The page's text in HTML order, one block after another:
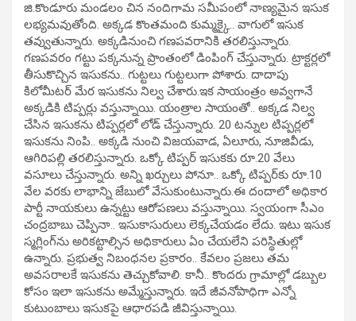
జి.కొండూరు మండలం చిన నందిగామ సమీపంలో నాణ్యమైన ఇసుక
లభ్యమవుతోంది. అక్కడ కొంతమంది కుమ్మక్కై.. వాగులో ఇసుక
తవ్వుతున్నారు. అక్కడినుంచి గణపవరానికి తరలిస్తున్నారు.
గణపవరం గట్టు పక్కనున్న ప్రాంతంలో డింపింగ్ చేస్తున్నారు. ట్రాక్టర్లలో
తీసుకొచ్చిన ఇసుకను.. గుట్టలు గుట్టలుగా పోశారు. దాదాపు
కిలోమీటర్ మేర ఇసుకను నిల్వ చేశారు.ఇక సాయంత్రం అవ్వగానే
అక్కడికి టిప్పర్లు వస్తున్నాయి. యంత్రాల సాయంతో.. అక్కడ నిల్వ
చేసిన ఇసుకను టిప్పర్లలో లోడ్ చేస్తున్నారు. 20 టన్నుల టిప్పర్లలో
ఇసుకను నింపి.. అక్కడి నుంచి విజయవాడ, ఏలూరు, నూజివీడు,
ఆగిరిపల్లి తరలిస్తున్నారు. ఒక్కో టిప్పర్ ఇసుకకు రూ.20 వేలు
వసూలు చేస్తున్నారు. అన్ని ఖర్చులు పోనూ.. ఒక్కో టిప్పర్‌కు రూ.10
వేల వరకు లాభాన్ని జేబులో వేసుకుంటున్నారు.ఈ దందాలో అధికార
పార్టీ నాయకులు ఉన్నట్టు ఆరోపణలు వస్తున్నాయి. స్వయంగా సీఎం
చంద్రబాబు చెప్పినా.. ఇసుకాసురులు లెక్కచేయడం లేదు. ఇటు ఇసుక
స్మగ్లింగ్‌ను అరికట్టాల్సిన అధికారులు ఏం చేయలేని పరిస్థితుల్లో
ఉన్నారు. ప్రభుత్వ నిబంధనల ప్రకారం.. కేవలం ప్రజలు తమ
అవసరాలకే ఇసుకను తెచ్చుకోవాలి. కానీ.. కొందరు గ్రామాల్లో డబ్బుల
కోసం ఇలా ఇసుకను అమ్మేస్తున్నారు. ఇదే జీవనోపాధిగా ఎన్నో
కుటుంబాలు ఇసుకపై ఆధారపడి జీవిస్తున్నాయి.